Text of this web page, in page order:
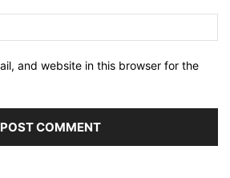
and website in this browser for the